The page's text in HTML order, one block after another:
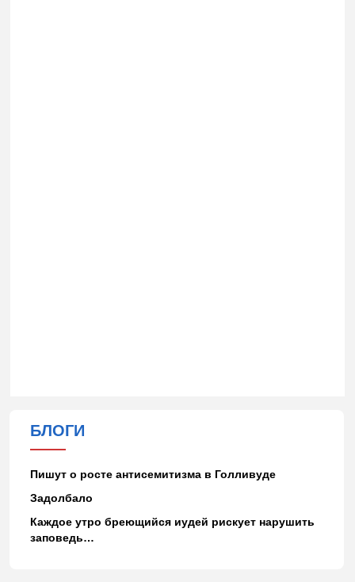
БЛОГИ
Пишут о росте антисемитизма в Голливуде
Задолбало
Каждое утро бреющийся иудей рискует нарушить
заповедь…